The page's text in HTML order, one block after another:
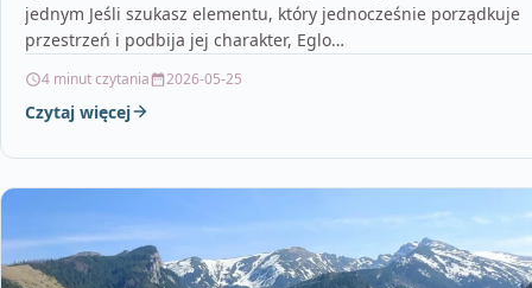
jednym Jeśli szukasz elementu, który jednocześnie porządkuje
przestrzeń i podbija jej charakter, Eglo…
4 minut czytania 2026-05-25
Czytaj więcej